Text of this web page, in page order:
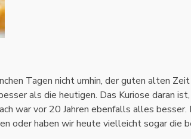
Tagen nicht umhin, der guten alten Zeit
als die heutigen. Das Kuriose daran ist,
war vor 20 Jahren ebenfalls alles besser.
oder haben wir heute vielleicht sogar die